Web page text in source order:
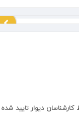
دیوار تایید شده